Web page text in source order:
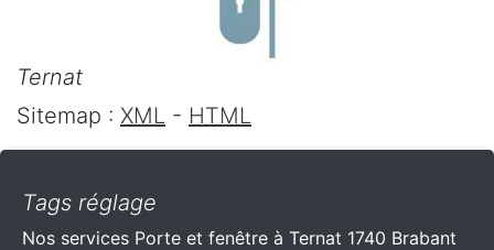
Ternat
Sitemap : XML - HTML
Tags réglage
Nos services Porte et fenêtre à Ternat 1740 Brabant